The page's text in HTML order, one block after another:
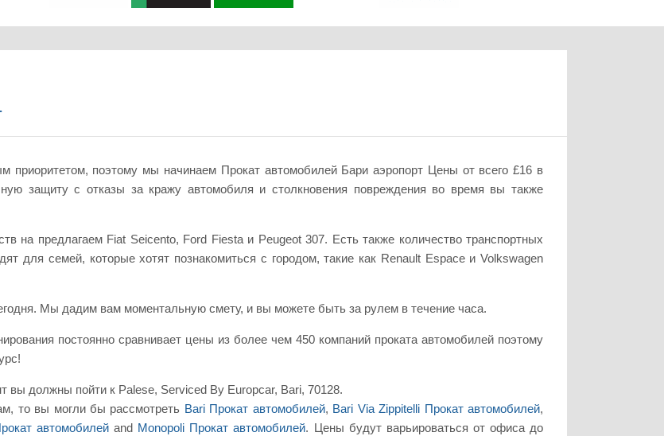
приоритетом, поэтому мы начинаем Прокат автомобилей Бари аэропорт Цены от всего £16 в
защиту с отказы за кражу автомобиля и столкновения повреждения во время вы также
на предлагаем Fiat Seicento, Ford Fiesta и Peugeot 307. Есть также количество транспортных
для семей, которые хотят познакомиться с городом, такие как Renault Espace и Volkswagen
Мы дадим вам моментальную смету, и вы можете быть за рулем в течение часа.
постоянно сравнивает цены из более чем 450 компаний проката автомобилей поэтому
вы должны пойти к Palese, Serviced By Europcar, Bari, 70128.
то вы могли бы рассмотреть Bari Прокат автомобилей, Bari Via Zippitelli Прокат автомобилей,
автомобилейand Monopoli Прокат автомобилей. Цены будут варьироваться от офиса до